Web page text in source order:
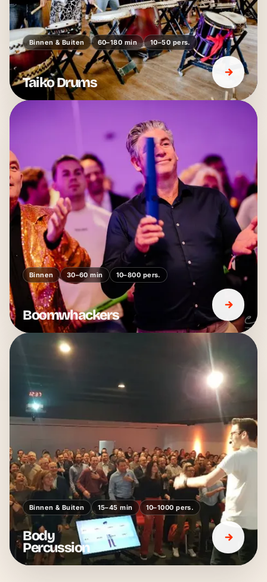
Binnen & Buiten 60–180 min 10–50 pers.
Taiko Drums
Binnen 30–60 min 10–800 pers.
Boomwhackers
Binnen & Buiten 15–45 min 10–1000 pers.
Body
Percussion